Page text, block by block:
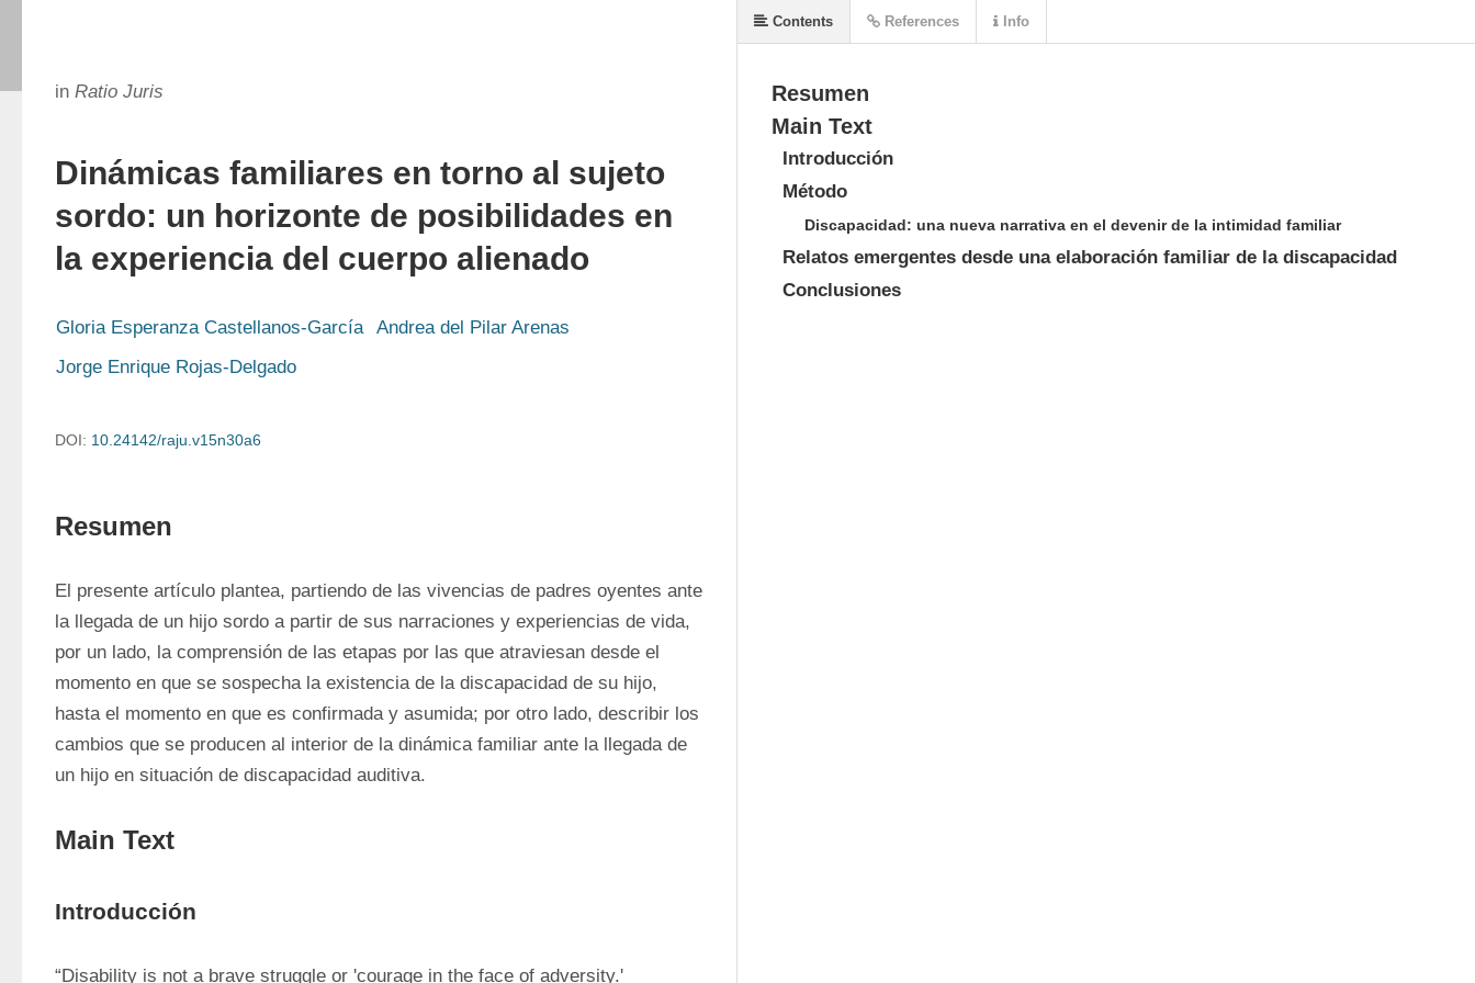
in Ratio Juris
Dinámicas familiares en torno al sujeto
sordo: un horizonte de posibilidades en
la experiencia del cuerpo alienado
Gloria Esperanza Castellanos-García
Andrea del Pilar Arenas
Jorge Enrique Rojas-Delgado
DOI: 10.24142/raju.v15n30a6
Resumen
El presente artículo plantea, partiendo de las vivencias de padres oyentes ante
la llegada de un hijo sordo a partir de sus narraciones y experiencias de vida,
por un lado, la comprensión de las etapas por las que atraviesan desde el
momento en que se sospecha la existencia de la discapacidad de su hijo,
hasta el momento en que es confirmada y asumida; por otro lado, describir los
cambios que se producen al interior de la dinámica familiar ante la llegada de
un hijo en situación de discapacidad auditiva.
Main Text
Introducción
“Disability is not a brave struggle or 'courage in the face of adversity.'
Resumen
Main Text
Introducción
Método
Discapacidad: una nueva narrativa en el devenir de la intimidad familiar
Relatos emergentes desde una elaboración familiar de la discapacidad
Conclusiones
Contents References Info